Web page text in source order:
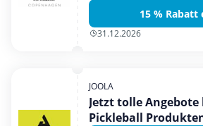
15 % Rabatt
31.12.2026
JOOLA
Jetzt tolle Angebote
Pickleball